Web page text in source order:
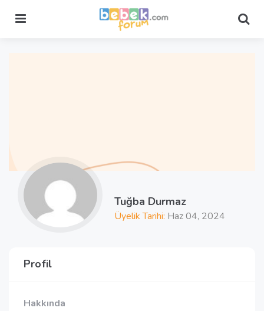
Tuğba Durmaz
Üyelik Tarihi: Haz 04, 2024
Profil
Hakkında